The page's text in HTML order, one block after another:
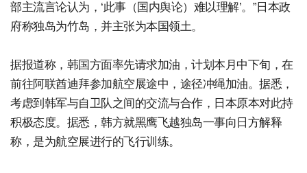
部主流言论认为，‘此事（国内舆论）难以理解’。”日本政
府称独岛为竹岛，并主张为本国领土。
据报道称，韩国方面率先请求加油，计划本月中下旬，在
前往阿联酋迪拜参加航空展途中，途径冲绳加油。据悉，
考虑到韩军与自卫队之间的交流与合作，日本原本对此持
积极态度。据悉，韩方就黑鹰飞越独岛一事向日方解释
称，是为航空展进行的飞行训练。